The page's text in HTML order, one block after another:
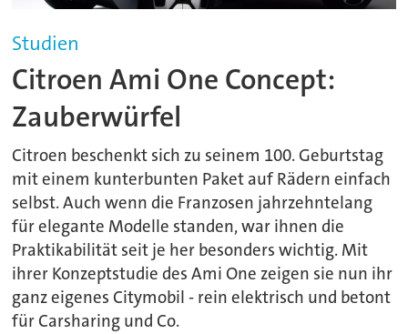
Studien
Citroen Ami One Concept:
Zauberwürfel
Citroen beschenkt sich zu seinem 100. Geburtstag
mit einem kunterbunten Paket auf Rädern einfach
selbst. Auch wenn die Franzosen jahrzehntelang
für elegante Modelle standen, war ihnen die
Praktikabilität seit je her besonders wichtig. Mit
ihrer Konzeptstudie des Ami One zeigen sie nun ihr
ganz eigenes Citymobil - rein elektrisch und betont
für Carsharing und Co.